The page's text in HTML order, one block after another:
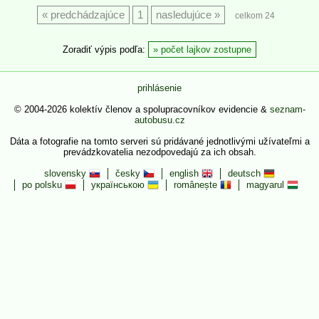
predchádzajúce 1 nasledujúce celkom 24
Zoradiť výpis podľa: počet lajkov zostupne
prihlásenie
© 2004-2026 kolektív členov a spolupracovníkov evidencie & seznam-
autobusu.cz
Dáta a fotografie na tomto serveri sú pridávané jednotlivými užívateľmi a
prevádzkovatelia nezodpovedajú za ich obsah.
slovensky
česky english
deutsch
po polsku
українською românește magyarul